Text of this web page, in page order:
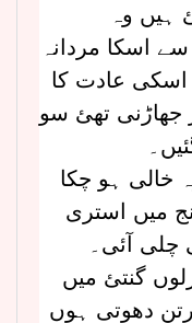
ہیں وہ
اسکا مردانہ
اسکی عادت کا
جھاڑنی تھئ سو
خالی ہو چکا
میں استری
چلی آئی۔
گنتئ میں
دھوتی ہوں